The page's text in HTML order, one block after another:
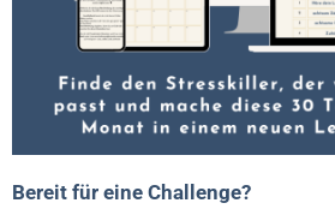
Bereit für eine Challenge?